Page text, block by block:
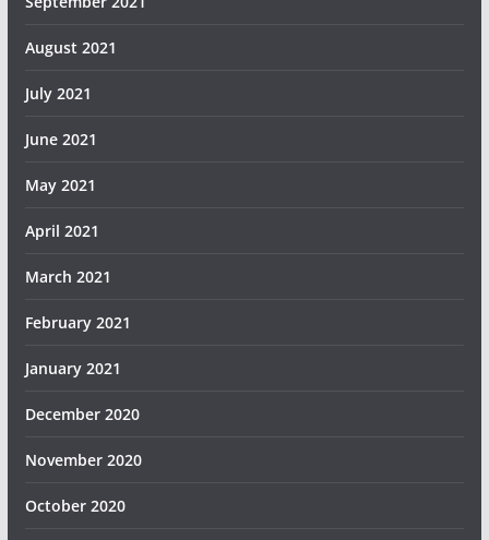
August 2021
July 2021
June 2021
May 2021
April 2021
March 2021
February 2021
January 2021
December 2020
November 2020
October 2020